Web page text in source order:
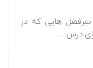
سرفصل هایی که در
درس…